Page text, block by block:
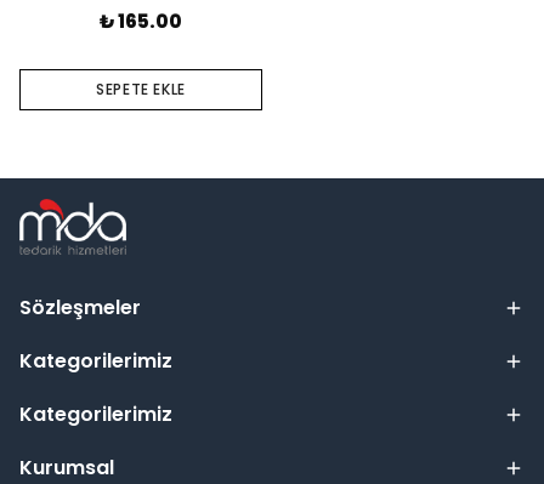
₺ 165.00
SEPETE EKLE
Sözleşmeler
Kategorilerimiz
Kategorilerimiz
Kurumsal